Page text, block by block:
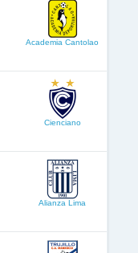
Academia Cantolao
Cienciano
Alianza Lima